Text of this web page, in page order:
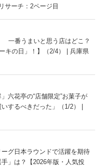
サーチ：2ページ目
一番うまいと思う店はどこ？
キの日」！】（2/4） | 兵庫県
六花亭の“店舗限定”お菓子が
するべきだった」（1/2） |
ーグ日本ラウンドで活躍を期待
」は？【2026年版・人気投